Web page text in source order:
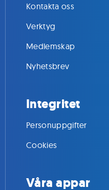
Kontakta oss
Verktyg
Medlemskap
Nyhetsbrev
Integritet
Personuppgifter
Cookies
Våra appar